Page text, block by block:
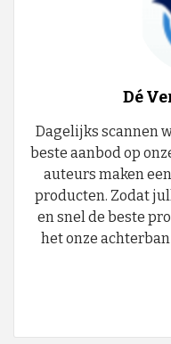
Dé
Dagelijks scannen
beste aanbod op
auteurs maken
producten. Zodat
en snel de beste
het onze achterban